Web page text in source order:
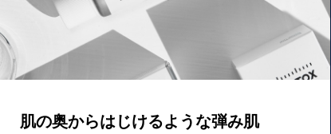
肌の奥からはじけるような弾み肌